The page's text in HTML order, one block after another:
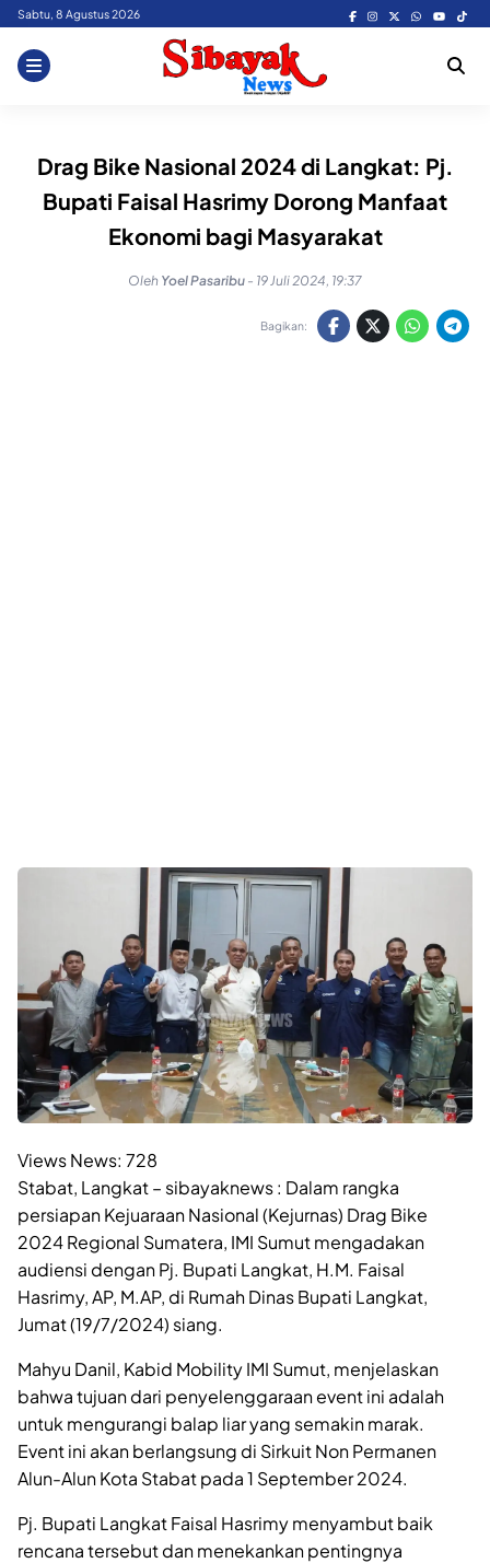
Skip
content
Sabtu, 8 Agustus 2026
Drag Bike Nasional 2024 di Langkat: Pj.
Bupati Faisal Hasrimy Dorong Manfaat
Ekonomi bagi Masyarakat
Oleh Yoel Pasaribu - 19 Juli 2024, 19:37
Bagikan:
Views News: 728
Stabat, Langkat – sibayaknews : Dalam rangka
persiapan Kejuaraan Nasional (Kejurnas) Drag Bike
2024 Regional Sumatera, IMI Sumut mengadakan
audiensi dengan Pj. Bupati Langkat, H.M. Faisal
Hasrimy, AP, M.AP, di Rumah Dinas Bupati Langkat,
Jumat (19/7/2024) siang.
Mahyu Danil, Kabid Mobility IMI Sumut, menjelaskan
bahwa tujuan dari penyelenggaraan event ini adalah
untuk mengurangi balap liar yang semakin marak.
Event ini akan berlangsung di Sirkuit Non Permanen
Alun-Alun Kota Stabat pada 1 September 2024.
Pj. Bupati Langkat Faisal Hasrimy menyambut baik
rencana tersebut dan menekankan pentingnya